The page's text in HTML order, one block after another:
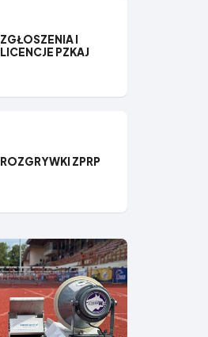
ZGŁOSZENIA I
LICENCJE PZKAJ
ROZGRYWKI ZPRP